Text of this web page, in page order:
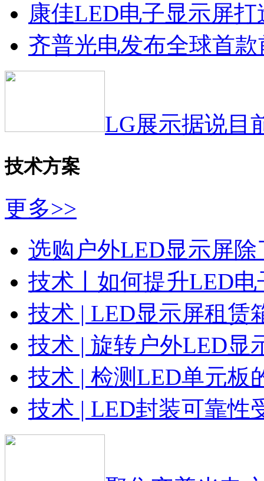
康佳LED电子显示屏
齐普光电发布全球首
LG展示据说目
技术方案
更多>>
选购户外LED显示屏
技术丨如何提升LED
技术 | LED显示屏租赁
技术 | 旋转户外LED显
技术 | 检测LED单元板
技术 | LED封装可靠性